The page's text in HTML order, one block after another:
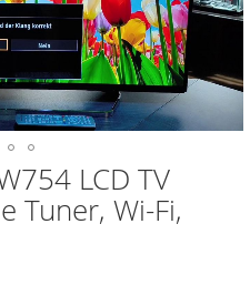
LCD TV
Tuner, Wi-Fi,